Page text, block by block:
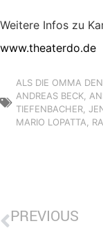
Weitere Infos zu
www.theaterdo.de
ALS DIE OMMA
ANDREAS BECK,
TIEFENBACHER,
MARIO LOPATTA,
PREVIOUS